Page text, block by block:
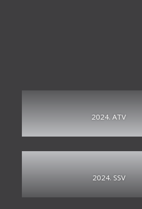
2024. ATV
2024. SSV